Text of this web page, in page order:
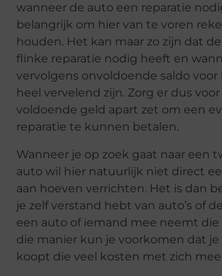
wanneer de auto een reparatie
belangrijk om hier van te voren
houden. Het kan maar zo zijn dat
flinke reparatie nodig heeft en
vervolgens onvoldoende saldo
heel vervelend zijn. Zorg er dus
voldoende geld apart zet om een
reparatie te kunnen betalen.
Wanneer je op zoek gaat naar een
auto wil hier natuurlijk niet direct
aan hoeven verrichten. Het is dan
je zelf verstand hebt van auto’s of
een auto of iemand mee neemt die
die manier kun je voorkomen dat je
koopt die veel kosten met zich